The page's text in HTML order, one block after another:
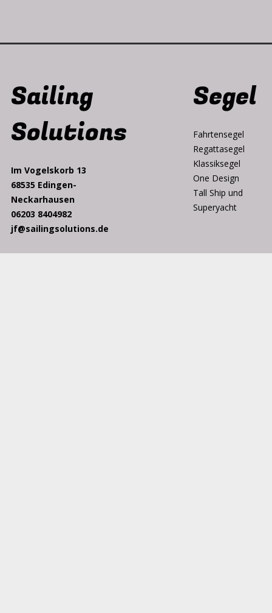
Sailing
Solutions
Im Vogelskorb 13
68535 Edingen-
Neckarhausen
06203 8404982
jf@sailingsolutions.de
Segel
Fahrtensegel
Regattasegel
Klassiksegel
One Design
Tall Ship und
Superyacht